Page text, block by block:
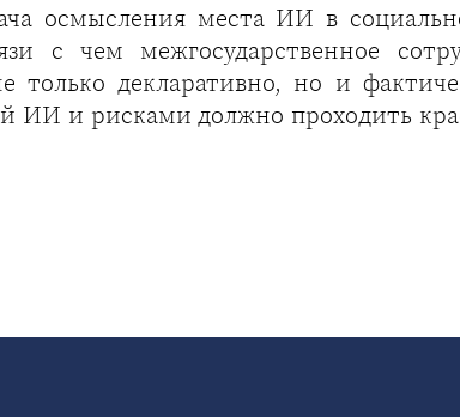
осмысления места ИИ в
с чем межгосударственное
только декларативно, но и
ИИ и рисками должно проходить